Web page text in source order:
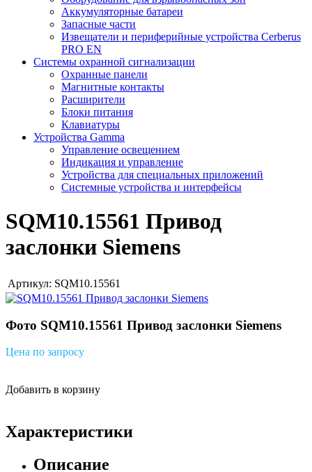
Аккумуляторные батареи
Запасные части
Извещатели и периферийные устройства Cerberus
PRO EN
Системы охранной сигнализации
Охранные панели
Магнитные контакты
Расширители
Блоки питания
Клавиатуры
Устройства Gamma
Управление освещением
Индикация и управление
Устройства для специальных приложений
Системные устройства и интерфейсы
SQM10.15561 Привод
заслонки Siemens
Артикул: SQM10.15561
Фото SQM10.15561 Привод заслонки Siemens
Цена по запросу
Добавить в корзину
Характеристики
Описание